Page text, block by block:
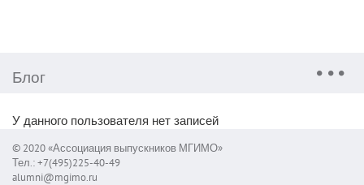
Блог
У данного пользователя нет записей
© 2020 «Ассоциация выпускников МГИМО»
Тел.: +7(495)225-40-49
alumni@mgimo.ru